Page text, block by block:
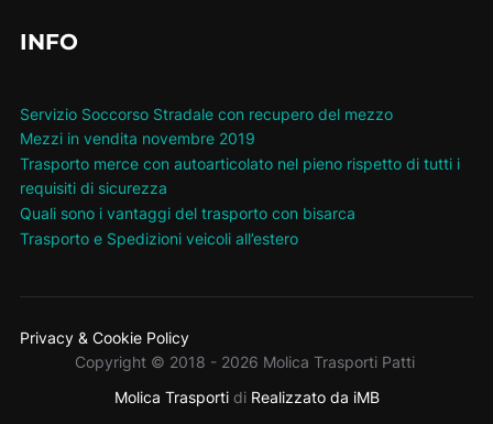
INFO
Servizio Soccorso Stradale con recupero del mezzo
Mezzi in vendita novembre 2019
Trasporto merce con autoarticolato nel pieno rispetto di tutti i
requisiti di sicurezza
Quali sono i vantaggi del trasporto con bisarca
Trasporto e Spedizioni veicoli all’estero
Privacy & Cookie Policy
Copyright © 2018 - 2026 Molica Trasporti Patti
Molica Trasportidi Realizzato da iMB